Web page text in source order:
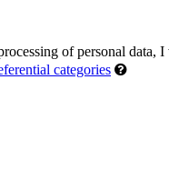
of personal data,
categories